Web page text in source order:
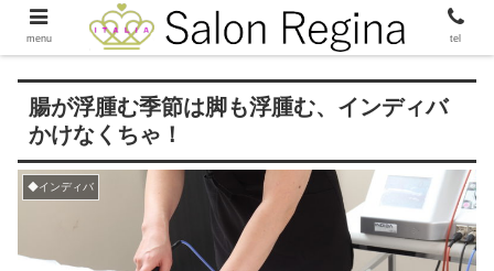
腸が浮腫む季節は脚も浮腫む、インディバ
かけなくちゃ！
◆インディバ
menu tel